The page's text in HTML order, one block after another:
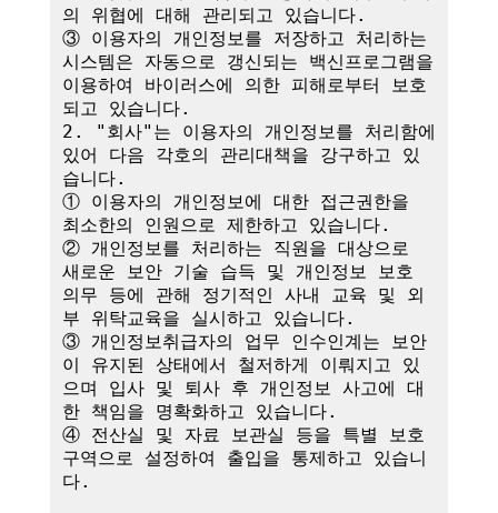
의 위협에 대해 관리되고 있습니다.
③ 이용자의 개인정보를 저장하고 처리하는
시스템은 자동으로 갱신되는 백신프로그램을
이용하여 바이러스에 의한 피해로부터 보호
되고 있습니다.
2. "회사"는 이용자의 개인정보를 처리함에
있어 다음 각호의 관리대책을 강구하고 있
습니다.
① 이용자의 개인정보에 대한 접근권한을
최소한의 인원으로 제한하고 있습니다.
② 개인정보를 처리하는 직원을 대상으로
새로운 보안 기술 습득 및 개인정보 보호
의무 등에 관해 정기적인 사내 교육 및 외
부 위탁교육을 실시하고 있습니다.
③ 개인정보취급자의 업무 인수인계는 보안
이 유지된 상태에서 철저하게 이뤄지고 있
으며 입사 및 퇴사 후 개인정보 사고에 대
한 책임을 명확화하고 있습니다.
④ 전산실 및 자료 보관실 등을 특별 보호
구역으로 설정하여 출입을 통제하고 있습니
다.